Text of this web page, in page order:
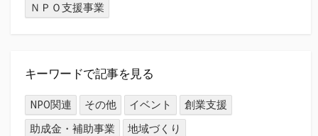
ＮＰＯ支援事業
キーワードで記事を見る
NPO関連 その他 イベント
創業支援
助成金・補助事業
地域づくり